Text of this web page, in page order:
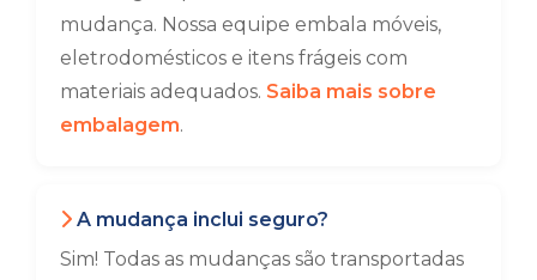
mudança. Nossa equipe embala móveis,
eletrodomésticos e itens frágeis com
materiais adequados. Saiba mais sobre
embalagem.
A mudança inclui seguro?
Sim! Todas as mudanças são transportadas